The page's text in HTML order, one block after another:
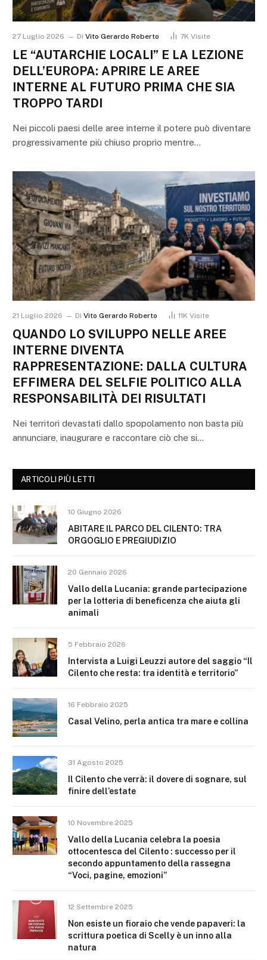
27 Luglio 2026 Di Vito Gerardo Roberto 7K Visite
LE “AUTARCHIE LOCALI” E LA LEZIONE
DELL’EUROPA: APRIRE LE AREE
INTERNE AL FUTURO PRIMA CHE SIA
TROPPO TARDI
Nei piccoli paesi delle aree interne il potere può diventare
progressivamente più chiuso proprio mentre…
21 Luglio 2026 Di Vito Gerardo Roberto 11K Visite
QUANDO LO SVILUPPO NELLE AREE
INTERNE DIVENTA
RAPPRESENTAZIONE: DALLA CULTURA
EFFIMERA DEL SELFIE POLITICO ALLA
RESPONSABILITÀ DEI RISULTATI
Nei territori devastati dallo spopolamento non basta più
annunciare, inaugurare e raccontare ciò che si…
ARTICOLI PIÙ LETTI
10 Giugno 2026
ABITARE IL PARCO DEL CILENTO: TRA
ORGOGLIO E PREGIUDIZIO
20 Gennaio 2026
Vallo della Lucania: grande partecipazione
per la lotteria di beneficenza che aiuta gli
animali
5 Febbraio 2026
Intervista a Luigi Leuzzi autore del saggio “Il
Cilento che resta: tra identità e territorio”
16 Febbraio 2025
Casal Velino, perla antica tra mare e collina
31 Agosto 2025
Il Cilento che verrà: il dovere di sognare, sul
finire dell’estate
10 Novembre 2025
Vallo della Lucania celebra la poesia
ottocentesca del Cilento : successo per il
secondo appuntamento della rassegna
“Voci, pagine, emozioni”
12 Settembre 2025
Non esiste un fioraio che vende papaveri: la
scrittura poetica di Scelly è un inno alla
natura